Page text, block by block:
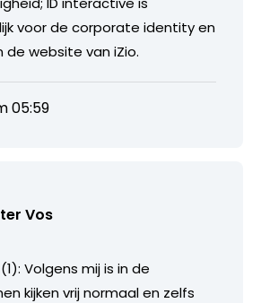
voor de corporate identity en
de website van iZio.
05:59
Vos
Volgens mij is in de
kijken vrij normaal en zelfs